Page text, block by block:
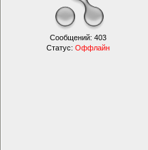
Сообщений: 403
Статус: Оффлайн